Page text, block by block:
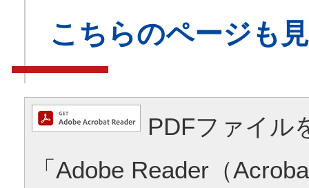
こちらのページも
PDFファイル
「Adobe Reader（